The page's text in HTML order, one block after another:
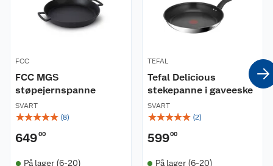
FCC
FCC MGS
støpejernspanne
SVART
☆☆☆☆☆ (8)
64900
På lager (6-20)
TEFAL
Tefal Delicious
stekepanne i gaveeske
SVART
☆☆☆☆☆ (2)
59900
På lager (6-20)
Våre butikker
Coop kjeder
Ledige stillinger
Bærekraft
Reklamasjon og garanti
Betalingsalternativer
Leveringsalternativer
Pakkesporing
Åpent kjøp
Coop medlem